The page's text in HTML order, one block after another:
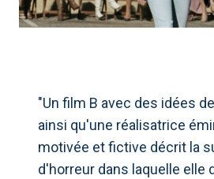
"Un film B avec des idées
ainsi qu'une réalisatrice
motivée et fictive décrit la
d'horreur dans laquelle elle